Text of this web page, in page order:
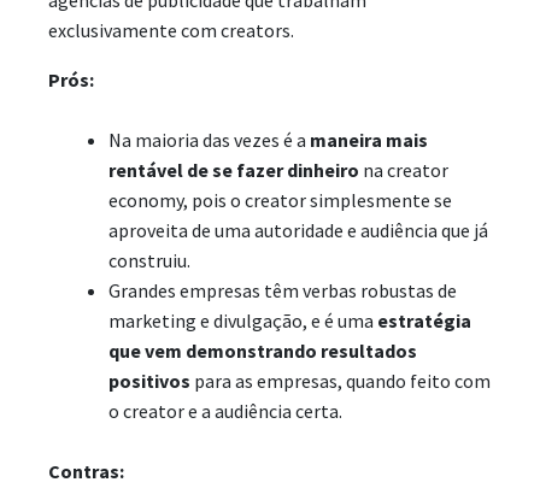
exclusivamente com creators.
Prós:
Na maioria das vezes é a maneira mais
rentável de se fazer dinheiro na creator
economy, pois o creator simplesmente se
aproveita de uma autoridade e audiência que já
construiu.
Grandes empresas têm verbas robustas de
marketing e divulgação, e é uma estratégia
que vem demonstrando resultados
positivos para as empresas, quando feito com
o creator e a audiência certa.
Contras: